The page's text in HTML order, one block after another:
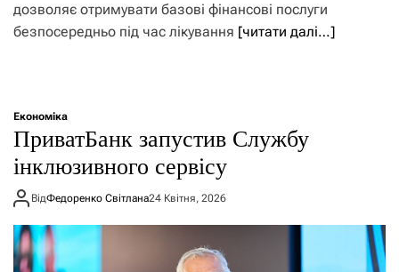
дозволяє отримувати базові фінансові послуги
безпосередньо під час лікування [читати далі…]
Економіка
ПриватБанк запустив Службу
інклюзивного сервісу
ВідФедоренко Світлана24 Квітня, 2026